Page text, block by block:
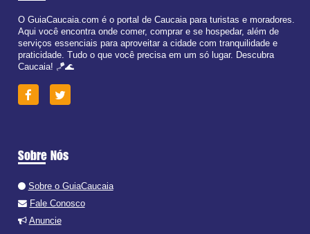
O GuiaCaucaia.com é o portal de Caucaia para turistas e moradores.
Aqui você encontra onde comer, comprar e se hospedar, além de
serviços essenciais para aproveitar a cidade com tranquilidade e
praticidade. Tudo o que você precisa em um só lugar. Descubra
Caucaia! 🪁🌊
Sobre Nós
Sobre o GuiaCaucaia
Fale Conosco
Anuncie